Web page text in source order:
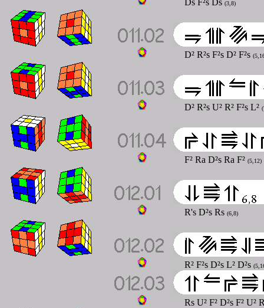
Ds F²s Ds (3,8)
D² R²s F²s D² F²s
D² R²s U² R² F²s L²
F² Ra D²s Ra F² (5,12)
R's D²s Rs (6,8)
R² F²s D²s L² D²s
Rs U² F² D²s F² U²